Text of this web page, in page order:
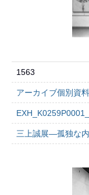
1563
アーカイブ個別資料
三上誠展―孤独な